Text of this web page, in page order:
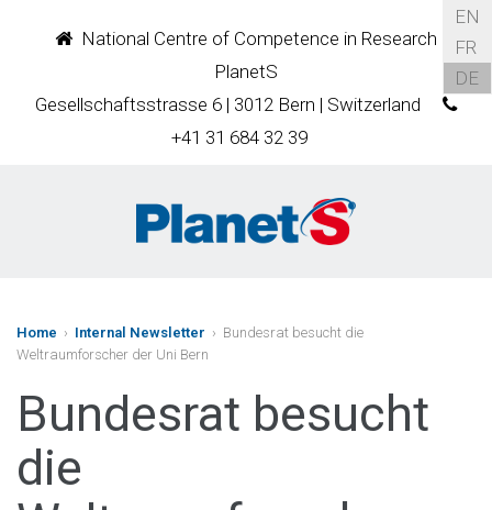
National Centre of Competence in Research
PlanetS
Gesellschaftsstrasse 6 | 3012 Bern | Switzerland
+41 31 684 32 39
EN
FR
DE
Home › Internal Newsletter › Bundesrat besucht die
Weltraumforscher der Uni Bern
Bundesrat besucht
die